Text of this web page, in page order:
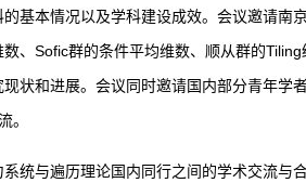
基本情况以及学科建设成效。会议邀请南
、Sofic群的条件平均维数、顺从群的Tiling
状和进展。会议同时邀请国内部分青年学
。
统与遍历理论国内同行之间的学术交流与